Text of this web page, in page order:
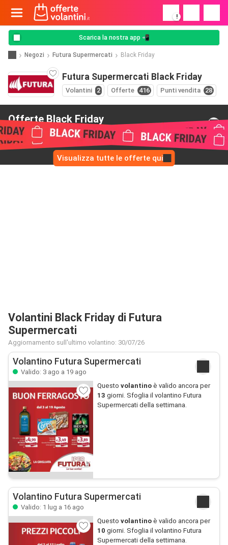
!
Scarica la nostra app 📲
Negozi Futura Supermercati Black Friday
Futura Supermercati Black Friday
Volantini 2 Offerte 416 Punti vendita 28
Offerte Black Friday
da Futura Supermercati
Visualizza tutte le offerte qui
Volantini Black Friday di Futura
Supermercati
Aggiornamento sull'ultimo volantino: 30/07/26
Volantino Futura Supermercati
Valido: 3 ago a 19 ago
Questo volantinoè valido ancora per
13 giorni. Sfoglia il volantino Futura
Supermercati della settimana.
Volantino Futura Supermercati
Valido: 1 lug a 16 ago
Questo volantinoè valido ancora per
10 giorni. Sfoglia il volantino Futura
Supermercati della settimana.